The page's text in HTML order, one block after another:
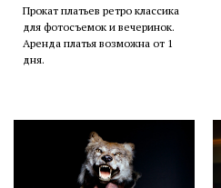
Прокат платьев ретро классика
для фотосъемок и вечеринок.
Аренда платья возможна от 1
дня.